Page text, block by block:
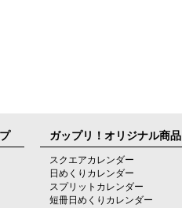
ガップリ！オリジナル商品
スクエアカレンダー
日めくりカレンダー
スプリットカレンダー
短冊日めくりカレンダー